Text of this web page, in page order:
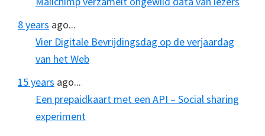
8 years ago...
Vier Digitale Bevrijdingsdag op de verjaardag
van het Web
15 years ago...
Een prepaidkaart met een API – Social sharing
experiment